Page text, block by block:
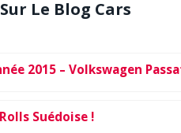
Le Blog Cars
2015 – Volkswagen
Suédoise !